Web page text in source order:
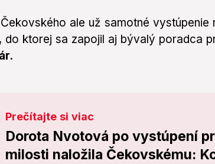
ale už samotné vystúpenie
do ktorej sa zapojil aj bývalý poradca
Prečítajte si viac
Dorota Nvotová po vystúpení
milosti naložila Čekovskému: